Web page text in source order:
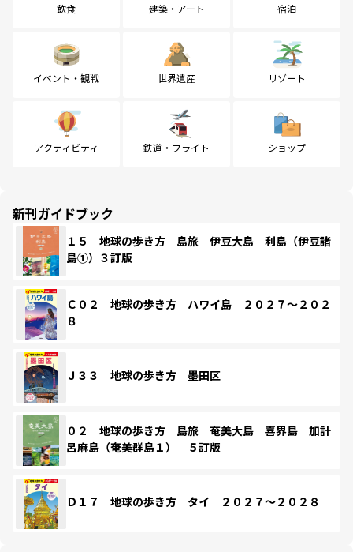
飲食 建築・アート 宿泊
イベント・観戦 世界遺産 リゾート
アクティビティ 鉄道・フライト ショップ
新刊ガイドブック
１５ 地球の歩き方 島旅 伊豆大島 利島（伊豆諸
島①）３訂版
Ｃ０２ 地球の歩き方 ハワイ島 ２０２７～２０２
８
Ｊ３３ 地球の歩き方 墨田区
０２ 地球の歩き方 島旅 奄美大島 喜界島 加計
呂麻島（奄美群島１） ５訂版
Ｄ１７ 地球の歩き方 タイ ２０２７～２０２８